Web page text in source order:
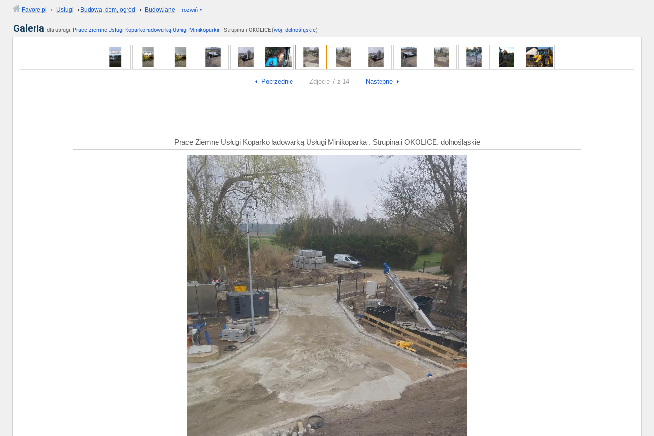
Favore.pl › Usługi › Budowa, dom, ogród › Budowlane rozwiń
Galeria dla usługi: Prace Ziemne Usługi Koparko ładowarką Usługi Minikoparka - Strupina i OKOLICE (woj. dolnośląskie)
Poprzednie Zdjęcie 7 z 14 Następne
Prace Ziemne Usługi Koparko ładowarką Usługi Minikoparka , Strupina i OKOLICE, dolnośląskie